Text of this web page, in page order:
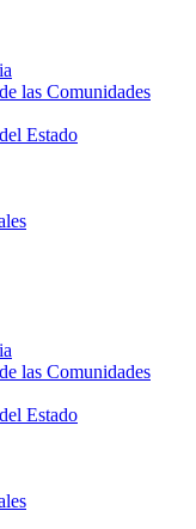
las Comunidades
Estado
las Comunidades
Estado